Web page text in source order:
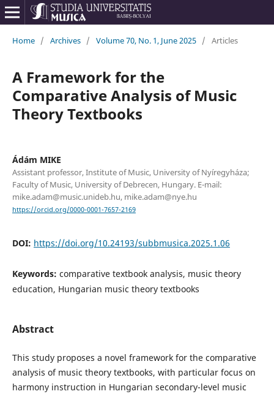
Home / Archives / Volume 70, No. 1, June 2025 / Articles
A Framework for the
Comparative Analysis of Music
Theory Textbooks
Ádám MIKE
Assistant professor, Institute of Music, University of Nyíregyháza;
Faculty of Music, University of Debrecen, Hungary. E-mail:
mike.adam@music.unideb.hu, mike.adam@nye.hu
https://orcid.org/0000-0001-7657-2169
DOI: https://doi.org/10.24193/subbmusica.2025.1.06
Keywords: comparative textbook analysis, music theory
education, Hungarian music theory textbooks
Abstract
This study proposes a novel framework for the comparative
analysis of music theory textbooks, with particular focus on
harmony instruction in Hungarian secondary-level music